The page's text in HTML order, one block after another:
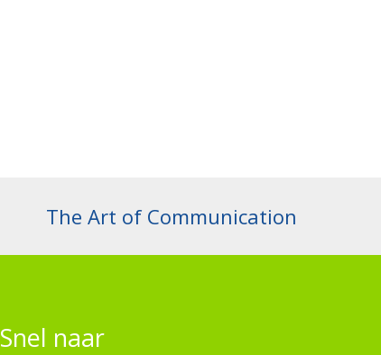
The Art of Communication
Snel naar